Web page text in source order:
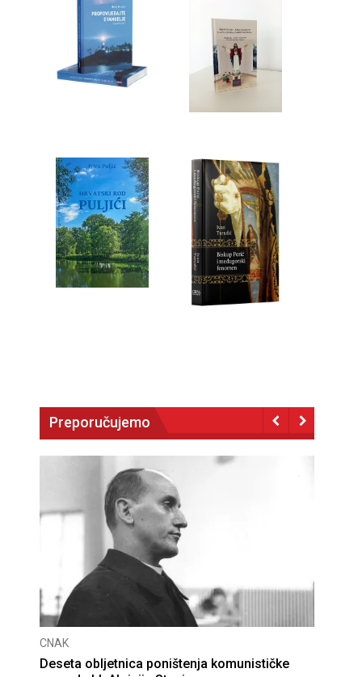
Preporučujemo
CNAK
Deseta obljetnica poništenja komunističke